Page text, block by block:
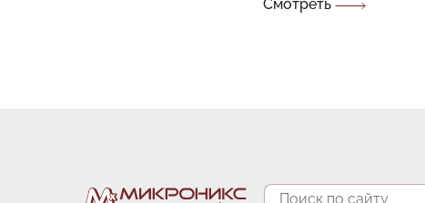
Смотреть
Поиск